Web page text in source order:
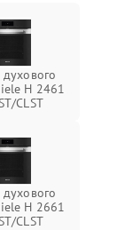
H 2461
CLST
H 2661
CLST